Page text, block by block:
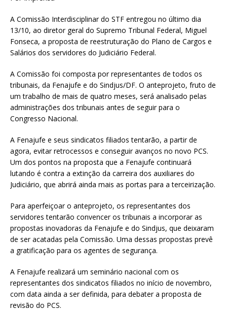
A Comissão Interdisciplinar do STF entregou no último dia
13/10, ao diretor geral do Supremo Tribunal Federal, Miguel
Fonseca, a proposta de reestruturação do Plano de Cargos e
Salários dos servidores do Judiciário Federal.
A Comissão foi composta por representantes de todos os
tribunais, da Fenajufe e do Sindjus/DF. O anteprojeto, fruto de
um trabalho de mais de quatro meses, será analisado pelas
administrações dos tribunais antes de seguir para o
Congresso Nacional.
A Fenajufe e seus sindicatos filiados tentarão, a partir de
agora, evitar retrocessos e conseguir avanços no novo PCS.
Um dos pontos na proposta que a Fenajufe continuará
lutando é contra a extinção da carreira dos auxiliares do
Judiciário, que abrirá ainda mais as portas para a terceirização.
Para aperfeiçoar o anteprojeto, os representantes dos
servidores tentarão convencer os tribunais a incorporar as
propostas inovadoras da Fenajufe e do Sindjus, que deixaram
de ser acatadas pela Comissão. Uma dessas propostas prevê
a gratificação para os agentes de segurança.
A Fenajufe realizará um seminário nacional com os
representantes dos sindicatos filiados no início de novembro,
com data ainda a ser definida, para debater a proposta de
revisão do PCS.